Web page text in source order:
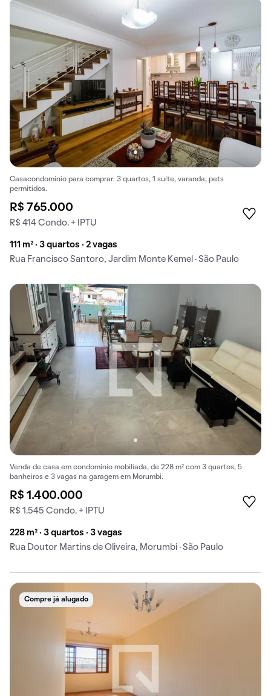
Casacondomínio para comprar: 3 quartos, 1 suíte, varanda, pets
permitidos.
R$ 765.000
R$ 414 Condo. + IPTU
111 m² · 3 quartos · 2 vagas
Rua Francisco Santoro, Jardim Monte Kemel · São Paulo
Venda de casa em condomínio mobiliada, de 228 m² com 3 quartos, 5
banheiros e 3 vagas na garagem em Morumbi.
R$ 1.400.000
R$ 1.545 Condo. + IPTU
228 m² · 3 quartos · 3 vagas
Rua Doutor Martins de Oliveira, Morumbi · São Paulo
Compre já alugado